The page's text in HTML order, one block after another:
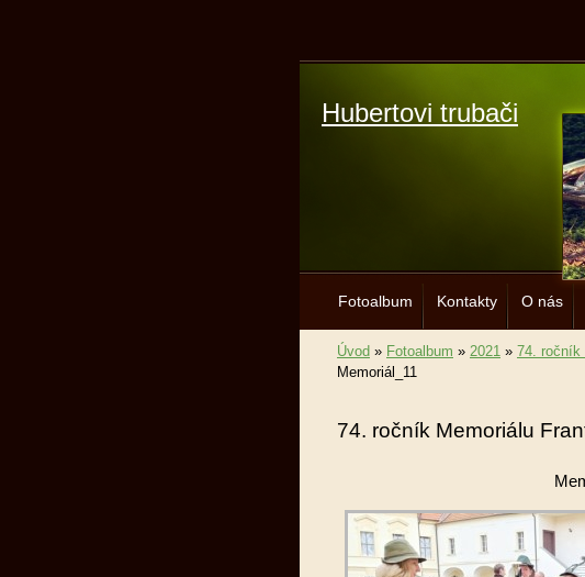
Hubertovi trubači
Fotoalbum Kontakty O nás
Úvod » Fotoalbum » 2021 » 74. ročník
Memoriál_11
74. ročník Memoriálu